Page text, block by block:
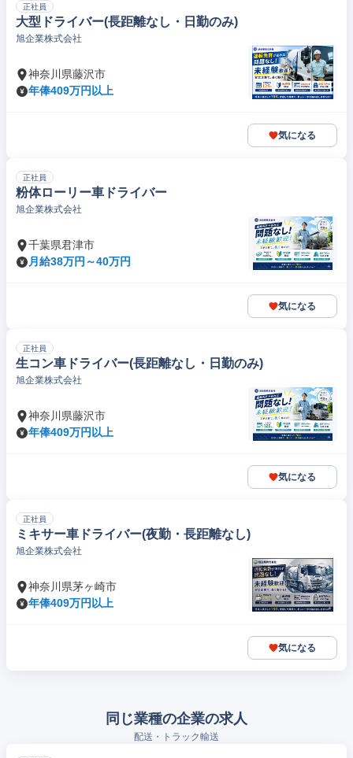
正社員
大型ドライバー(長距離なし・日勤のみ)
旭企業株式会社
神奈川県藤沢市
年俸409万円以上
気になる
正社員
粉体ローリー車ドライバー
旭企業株式会社
千葉県君津市
月給38万円～40万円
気になる
正社員
生コン車ドライバー(長距離なし・日勤のみ)
旭企業株式会社
神奈川県藤沢市
年俸409万円以上
気になる
正社員
ミキサー車ドライバー(夜勤・長距離なし)
旭企業株式会社
神奈川県茅ヶ崎市
年俸409万円以上
気になる
同じ業種の企業の求人
配送・トラック輸送